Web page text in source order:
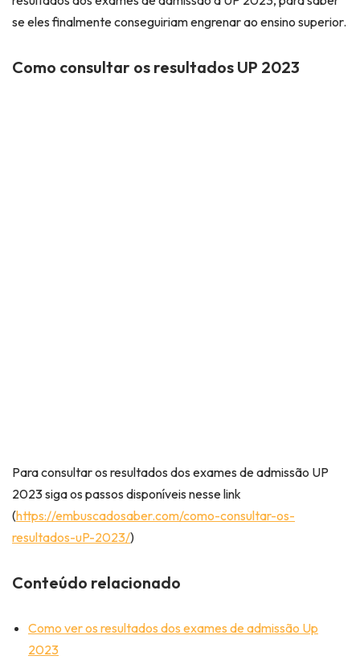
se eles finalmente conseguiriam engrenar ao ensino superior.
Como consultar os resultados UP 2023
Para consultar os resultados dos exames de admissão UP
2023 siga os passos disponíveis nesse link
(https://embuscadosaber.com/como-consultar-os-
resultados-uP-2023/)
Conteúdo relacionado
Como ver os resultados dos exames de admissão Up
2023